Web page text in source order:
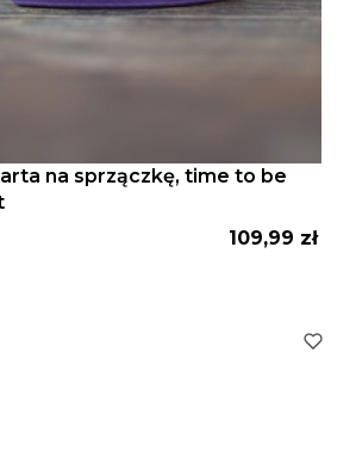
na sprzączkę, time to be
Cena
109,99 zł